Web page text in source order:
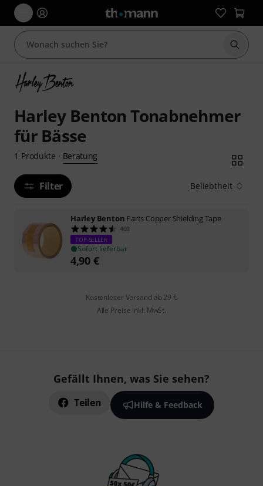
Suche
Harley Benton Tonabnehmer
für Bässe
1 Produkte · Beratung
Filter Beliebtheit
Harley Benton Parts Copper Shielding Tape
403
TOP-SELLER
Sofort lieferbar
4,90 €
Kostenloser Versand ab 29 €
Alle Preise inkl. MwSt.
Gefällt Ihnen, was Sie sehen?
Teilen Hilfe & Feedback